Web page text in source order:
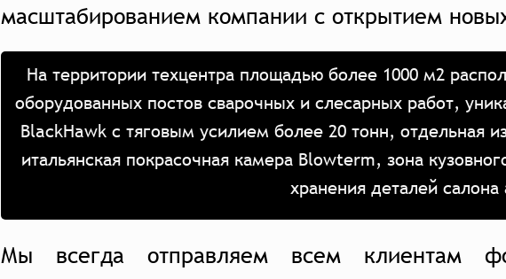
масштабированием компании с открытием
На территории техцентра площадью более 1000 м2
оборудованных постов сварочных и слесарных работ,
BlackHawk с тяговым усилием более 20 тонн, отдельная
итальянская покрасочная камера Blowterm, зона
хранения деталей
Мы всегда отправляем всем клиентам